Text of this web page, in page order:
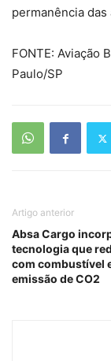
permanência
FONTE: Aviação
Paulo/SP
Artigo anterior
Absa Cargo
tecnologia que
com combustível
emissão de CO2